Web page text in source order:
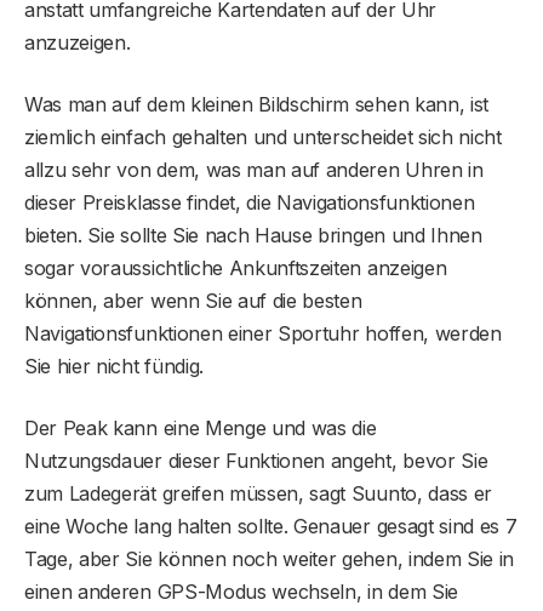
anstatt umfangreiche Kartendaten auf der Uhr
anzuzeigen.
Was man auf dem kleinen Bildschirm sehen kann, ist
ziemlich einfach gehalten und unterscheidet sich nicht
allzu sehr von dem, was man auf anderen Uhren in
dieser Preisklasse findet, die Navigationsfunktionen
bieten. Sie sollte Sie nach Hause bringen und Ihnen
sogar voraussichtliche Ankunftszeiten anzeigen
können, aber wenn Sie auf die besten
Navigationsfunktionen einer Sportuhr hoffen, werden
Sie hier nicht fündig.
Der Peak kann eine Menge und was die
Nutzungsdauer dieser Funktionen angeht, bevor Sie
zum Ladegerät greifen müssen, sagt Suunto, dass er
eine Woche lang halten sollte. Genauer gesagt sind es 7
Tage, aber Sie können noch weiter gehen, indem Sie in
einen anderen GPS-Modus wechseln, in dem Sie